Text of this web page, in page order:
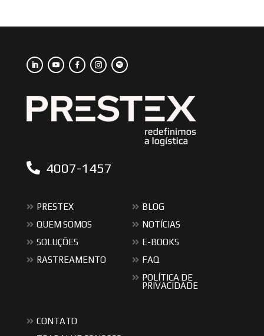
4007-1457
PRESTEX
QUEM SOMOS
SOLUÇÕES
RASTREAMENTO
BLOG
NOTÍCIAS
E-BOOKS
FAQ
POLÍTICA DE
PRIVACIDADE
CONTATO